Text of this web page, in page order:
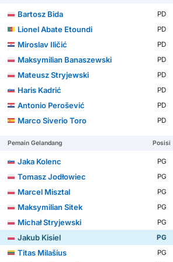
Bartosz Bida PD
Lionel Abate Etoundi
PD
Miroslav Iličić
PD
Maksymilian Banaszewski
PD
Mateusz Stryjewski
PD
Haris Kadrić
PD
Antonio Perošević
PD
Marco Siverio Toro
PD
Pemain Gelandang Posisi
Jaka Kolenc PG
Tomasz Jodłowiec
PG
Marcel Misztal
PG
Maksymilian Sitek
PG
Michał Stryjewski
PG
Jakub Kisiel
PG
Titas Milašius
PG